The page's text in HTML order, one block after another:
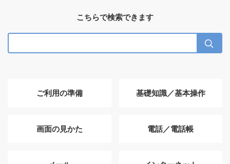
こちらで検索できます
ご利用の準備 基礎知識／基本操作
画面の見かた 電話／電話帳